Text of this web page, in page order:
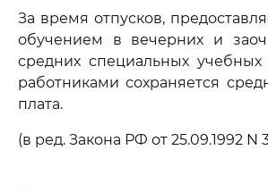
За время отпусков,
обучением в вечерних и
средних специальных учебных
работниками сохраняется
плата.
(в ред. Закона РФ от 25.09.1992 N